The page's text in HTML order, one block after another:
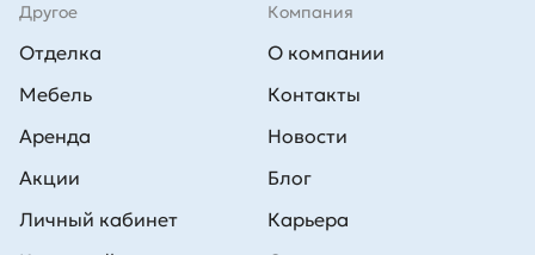
Другое
Отделка
Мебель
Аренда
Акции
Личный кабинет
Компания
О компании
Контакты
Новости
Блог
Карьера